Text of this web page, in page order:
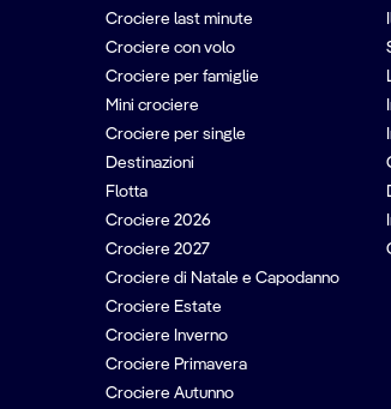
Crociere last minute
Crociere con volo
Crociere per famiglie
Mini crociere
Crociere per single
Destinazioni
Flotta
Crociere 2026
Crociere 2027
Crociere di Natale e Capodanno
Crociere Estate
Crociere Inverno
Crociere Primavera
Crociere Autunno